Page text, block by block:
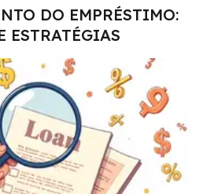
DO EMPRÉSTIMO:
ESTRATÉGIAS